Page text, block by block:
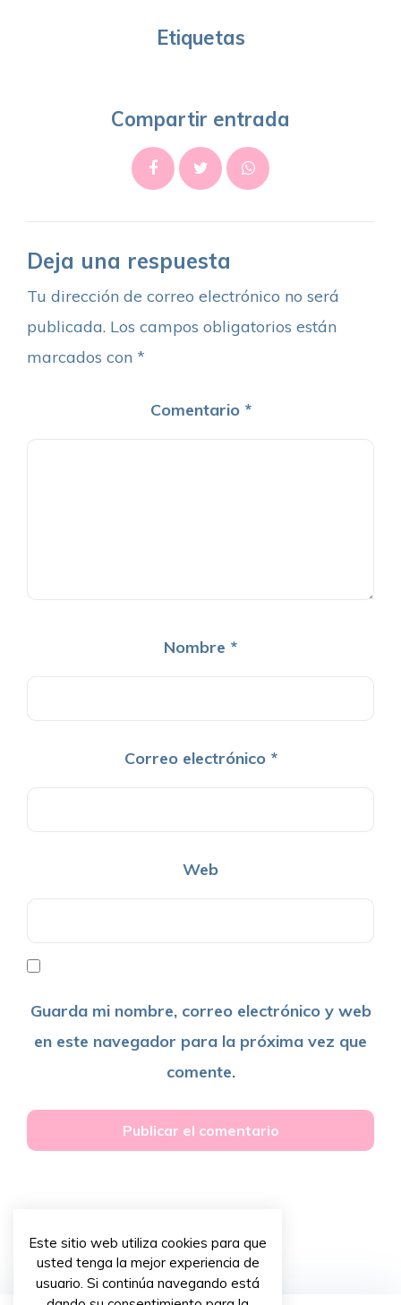
Etiquetas
Compartir entrada
Deja una respuesta
Tu dirección de correo electrónico no será
publicada. Los campos obligatorios están
marcados con *
Comentario *
Nombre *
Correo electrónico *
Web
Guarda mi nombre, correo electrónico y web
en este navegador para la próxima vez que
comente.
Este sitio web utiliza cookies para que
usted tenga la mejor experiencia de
usuario. Si continúa navegando está